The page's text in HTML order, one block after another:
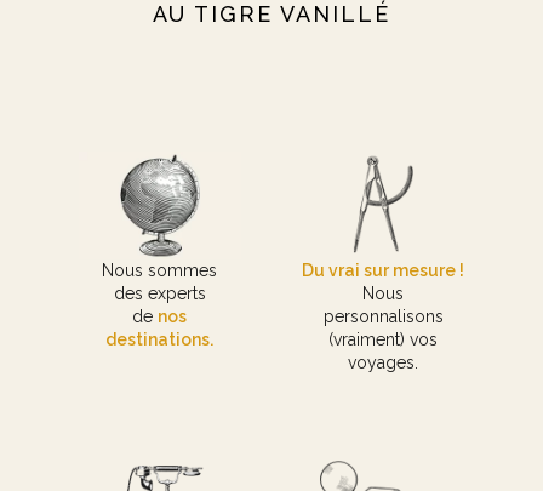
AU TIGRE VANILLÉ
Nous sommes
des experts
de nos
destinations.
Du vrai sur mesure !
Nous
personnalisons
(vraiment) vos
voyages.